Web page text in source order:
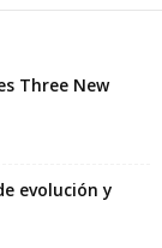
Three New
evolución y